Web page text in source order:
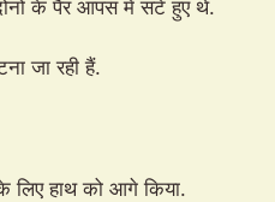
के पैर आपस में सटे हुए थे.
जा रही हैं.
हाथ को आगे किया.